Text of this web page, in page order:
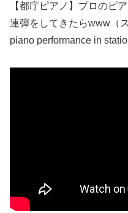
【都庁ピアノ】プロのピ
連弾をしてきたらwww（
piano performance in